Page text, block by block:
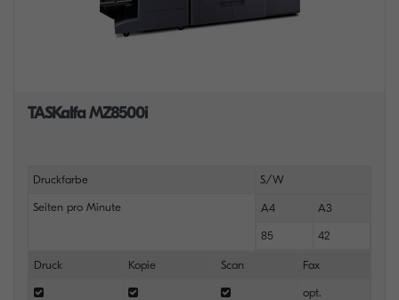
TASKalfa MZ8500i
Druckfarbe S/W
Seiten pro Minute A4 A3
85 42
Druck Kopie Scan Fax
opt.